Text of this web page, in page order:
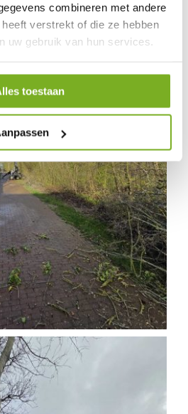
combineren met andere
verstrekt of die ze hebben
uw gebruik van hun services.
toestaan